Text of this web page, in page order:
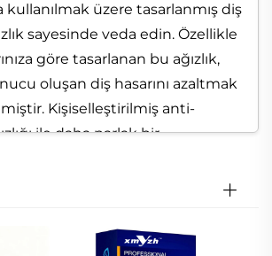
kullanılmak üzere tasarlanmış diş
sayesinde veda edin. Özellikle
göre tasarlanan bu ağızlık,
oluşan diş hasarını azaltmak
Kişiselleştirilmiş anti-
ile daha parlak bir
rahat bir kullanım deneyimi